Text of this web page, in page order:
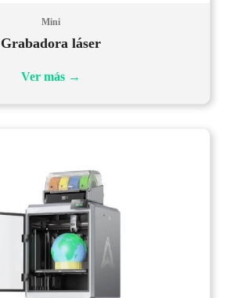
Mini
Grabadora láser
Ver más →